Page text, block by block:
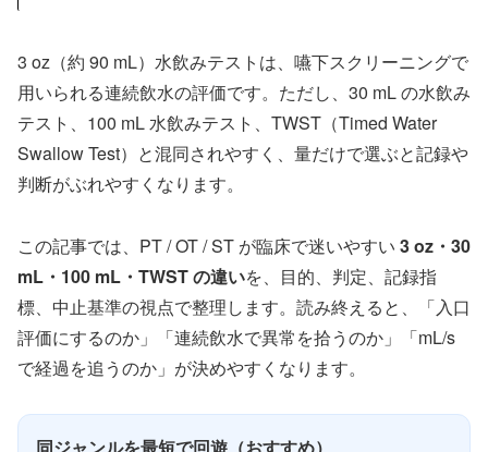
3 oz（約 90 mL）水飲みテストは、嚥下スクリーニングで
用いられる連続飲水の評価です。ただし、30 mL の水飲み
テスト、100 mL 水飲みテスト、TWST（Timed Water
Swallow Test）と混同されやすく、量だけで選ぶと記録や
判断がぶれやすくなります。
この記事では、PT / OT / ST が臨床で迷いやすい 3 oz・30
mL・100 mL・TWST の違いを、目的、判定、記録指
標、中止基準の視点で整理します。読み終えると、「入口
評価にするのか」「連続飲水で異常を拾うのか」「mL/s
で経過を追うのか」が決めやすくなります。